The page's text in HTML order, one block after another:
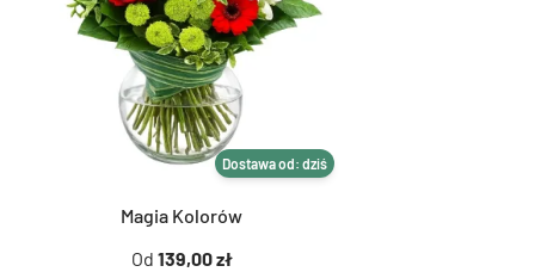
Dostawa od: dziś
Magia Kolorów
Od 139,00 zł